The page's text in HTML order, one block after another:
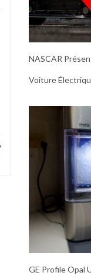
être
peut
de...
Divers
NASCAR
Voiture
GE Profile Opal